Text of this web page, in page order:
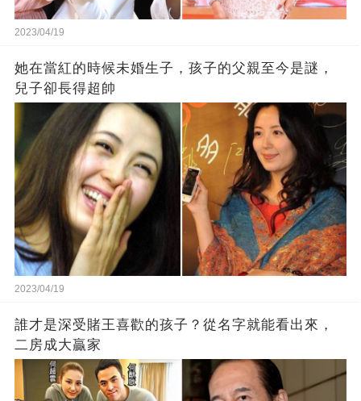
2023/04/19
她在當紅的時候未婚生子，孩子的父親至今是謎，
兒子卻長得超帥
2023/04/19
誰才是深受賭王喜歡的孩子？從名字就能看出來，
二房成大贏家